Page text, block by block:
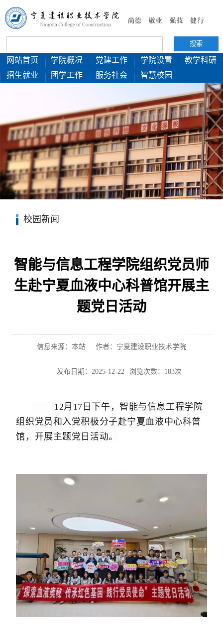
网站首页 学院概况 党建工作 学院设置
教学科研
招生就业
团学工作 服务社会 智慧校园
校园新闻
智能与信息工程学院组织党员师
生赴宁夏血液中心科普馆开展主
题党日活动
信息来源：本站 作者：宁夏建设职业技术学院
发布日期：2025-12-22 浏览次数： 183次
12月17日下午，智能与信息工程学院
组织党员和入党积极分子赴宁夏血液中心科普
馆，开展主题党日活动。